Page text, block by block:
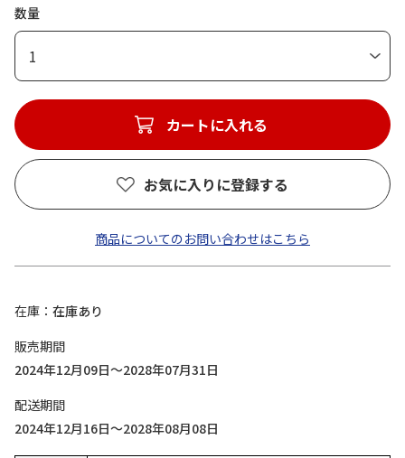
数量
1
カートに入れる
お気に入りに登録する
商品についてのお問い合わせはこちら
在庫
在庫あり
販売期間
2024年12月09日～2028年07月31日
配送期間
2024年12月16日～2028年08月08日